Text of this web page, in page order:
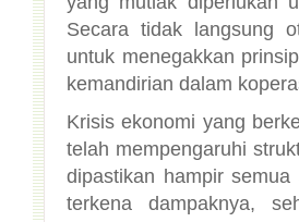
kemandirian dalam
Krisis ekonomi yang
telah mempengaruhi
dipastikan hampir
terkena dampaknya,
menutup usaha
(UKM) dan koperasi
ekonomi. “Prospek
diharapkan menjadi
negara sangat